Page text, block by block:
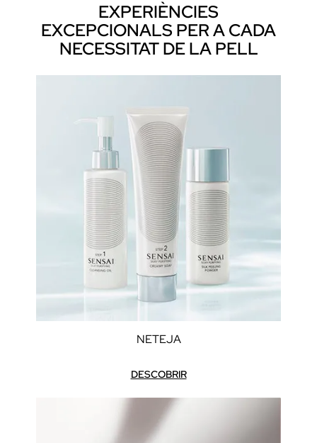
EXPERIÈNCIES
EXCEPCIONALS PER A CADA
NECESSITAT DE LA PELL
NETEJA
DESCOBRIR